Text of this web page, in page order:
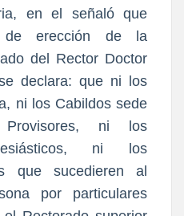
en el señaló que
erección de la
del Rector Doctor
declara: que ni los
ni los Cabildos sede
ni los
ni los
que sucedieren al
por particulares